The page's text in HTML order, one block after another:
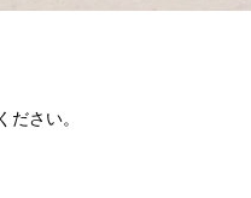
ださい。